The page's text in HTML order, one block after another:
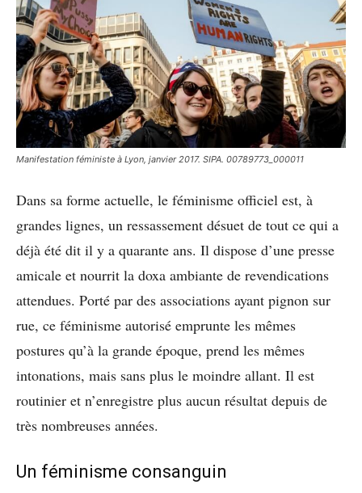
Manifestation féministe à Lyon, janvier 2017. SIPA. 00789773_000011
Dans sa forme actuelle, le féminisme officiel est, à
grandes lignes, un ressassement désuet de tout ce qui a
déjà été dit il y a quarante ans. Il dispose d’une presse
amicale et nourrit la doxa ambiante de revendications
attendues. Porté par des associations ayant pignon sur
rue, ce féminisme autorisé emprunte les mêmes
postures qu’à la grande époque, prend les mêmes
intonations, mais sans plus le moindre allant. Il est
routinier et n’enregistre plus aucun résultat depuis de
très nombreuses années.
Un féminisme consanguin